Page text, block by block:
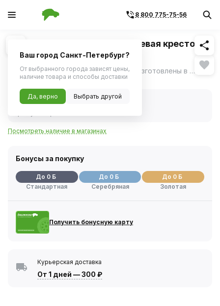
8 800 775-75-56
1/1 Похожие
Отвертка Jonnesway стержневая крестовая
ANTI-SLIP GRIP, PH3x400 мм
Отвертки серии D71 "ANTI-SLIP GRIP" изготовлены в соответствии с требованиями стандарта DIN 5262, отвечают техническим условиям ГОСТ 17199-88. ещё
Нет в наличии
Нет в наличии
Посмотреть наличие в магазинах
Бонусы за покупку
До 0 Б
Стандартная
До 0 Б
Серебряная
До 0 Б
Золотая
Получить бонусную карту
Курьерская доставка
От 1 дней —300 ₽
Ваш город Санкт-Петербург?
От выбранного города зависят цены,
наличие товара и способы доставки
Да, верно Выбрать другой